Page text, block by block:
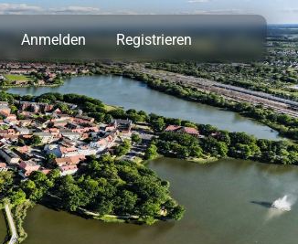
Anmelden Registrieren